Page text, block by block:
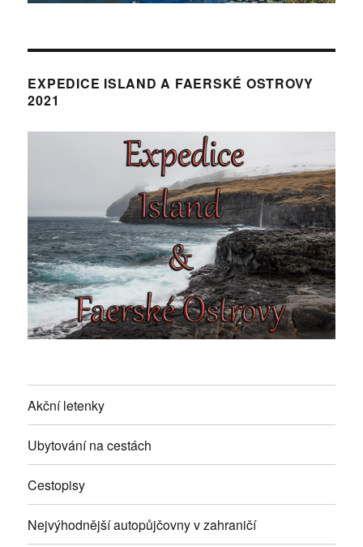
EXPEDICE ISLAND A FAERSKÉ OSTROVY
2021
Akční letenky
Ubytování na cestách
Cestopisy
Nejvýhodnější autopůjčovny v zahraničí